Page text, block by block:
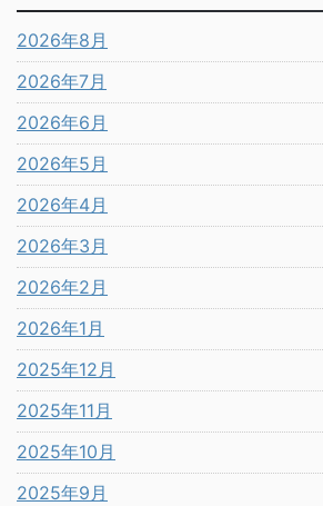
2026年8月
2026年7月
2026年6月
2026年5月
2026年4月
2026年3月
2026年2月
2026年1月
2025年12月
2025年11月
2025年10月
2025年9月